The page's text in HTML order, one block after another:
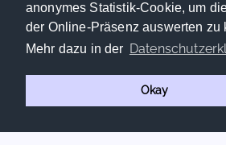
anonymes Statistik-Cookie, um
der Online-Präsenz auswerten zu
Mehr dazu in der
Okay